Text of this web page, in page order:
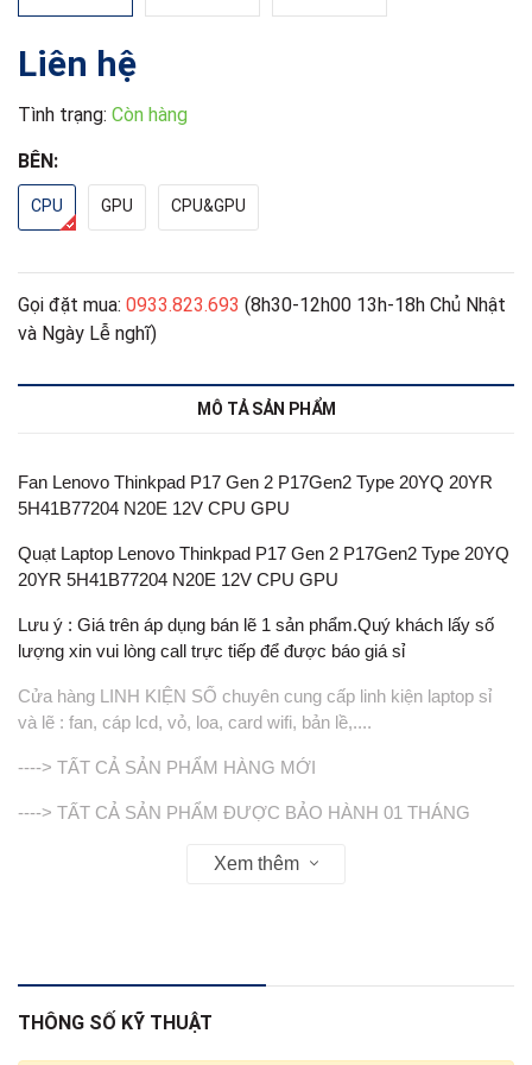
Liên hệ
Tình trạng: Còn hàng
BÊN:
CPU GPU CPU&GPU
Gọi đặt mua: 0933.823.693 (8h30-12h00 13h-18h Chủ Nhật
và Ngày Lễ nghĩ)
MÔ TẢ SẢN PHẨM
Fan Lenovo Thinkpad P17 Gen 2 P17Gen2 Type 20YQ 20YR
5H41B77204 N20E 12V CPU GPU
Quạt Laptop Lenovo Thinkpad P17 Gen 2 P17Gen2 Type 20YQ
20YR 5H41B77204 N20E 12V CPU GPU
Lưu ý : Giá trên áp dụng bán lẽ 1 sản phẩm.Quý khách lấy số
lượng xin vui lòng call trực tiếp để được báo giá sỉ
Cửa hàng LINH KIỆN SỐ chuyên cung cấp linh kiện laptop sỉ
và lẽ : fan, cáp lcd, vỏ, loa, card wifi, bản lề,....
----> TẤT CẢ SẢN PHẨM HÀNG MỚI
----> TẤT CẢ SẢN PHẨM ĐƯỢC BẢO HÀNH 01 THÁNG
-----> VỎ ( COVER ) KHÔNG BẢO HÀNH
Zalo : 0933823693 (KD)
Xem thêm
THÔNG SỐ KỸ THUẬT